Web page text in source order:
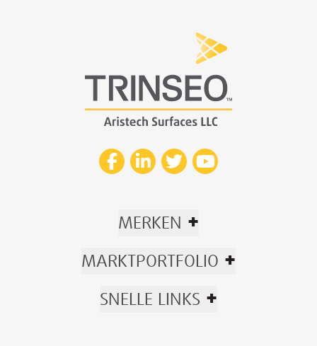
MERKEN +
MARKTPORTFOLIO +
SNELLE LINKS +